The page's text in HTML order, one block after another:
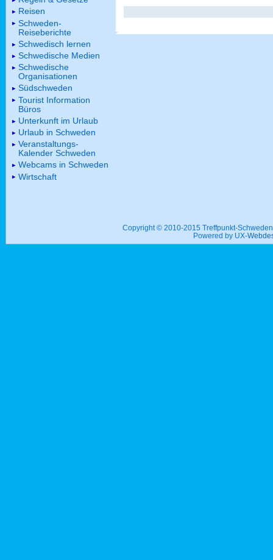
Reisen
Schweden-
Reiseberichte
Schwedisch lernen
Schwedische Medien
Schwedische
Organisationen
Südschweden
Tourist Information
Büros
Unterkunft im Urlaub
Urlaub in Schweden
Veranstaltungs-
Kalender Schweden
Webcams in Schweden
Wirtschaft
Copyright © 2010-2015 Treffpunkt-
Powered by UX-